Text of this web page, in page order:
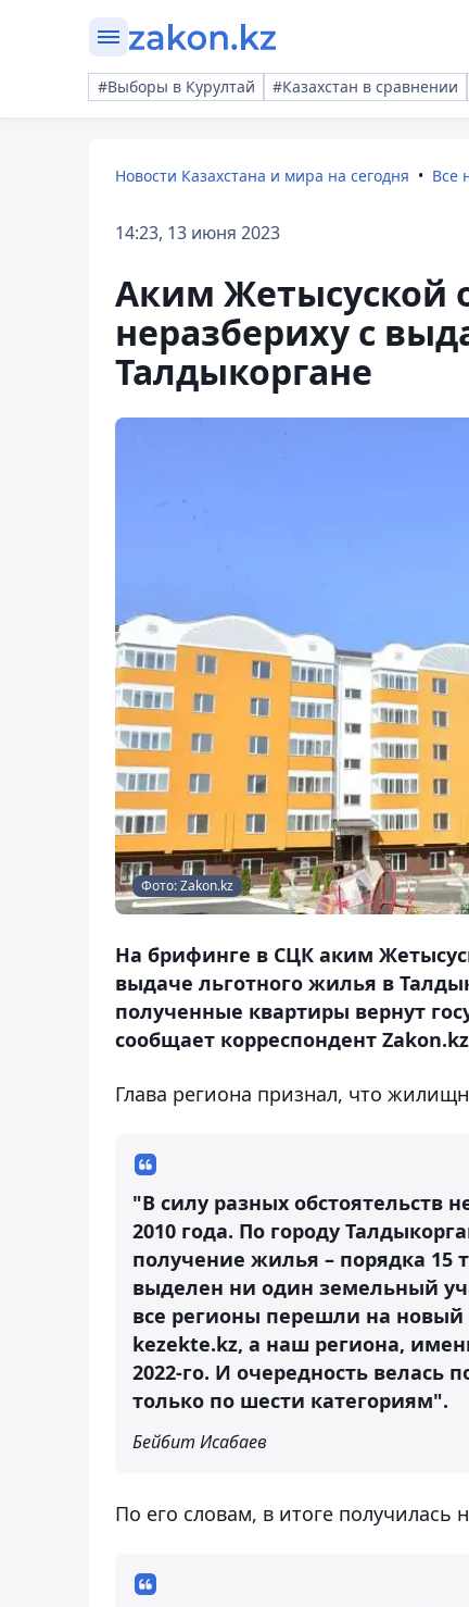
#Выборы в Курултай #Казахстан в сравнении
Новости Казахстана и мира на сегодня Все
14:23, 13 июня 2023
Аким Жетысуской
неразбериху с
Талдыкоргане
Фото: Zakon.kz
На брифинге в СЦК аким
выдаче льготного жилья в
полученные квартиры вернут
сообщает корреспондент
Глава региона признал, что
"В силу разных обстоятельств
2010 года. По городу
получение жилья – порядка 15
выделен ни один земельный
все регионы перешли на новый
kezekte.kz, а наш региона,
2022-го. И очередность велась
только по шести категориям".
Бейбит Исабаев
По его словам, в итоге